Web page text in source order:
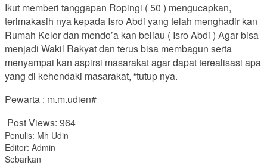
Ikut memberi tanggapan Ropingi ( 50 ) mengucapkan,
terimakasih nya kepada Isro Abdi yang telah menghadir kan
Rumah Kelor dan mendo’a kan beliau ( Isro Abdi ) Agar bisa
menjadi Wakil Rakyat dan terus bisa membagun serta
menyampai kan aspirsi masarakat agar dapat terealisasi apa
yang di kehendaki masarakat, “tutup nya.
Pewarta : m.m.udien#
Post Views: 964
Penulis: Mh Udin
Editor: Admin
Sebarkan